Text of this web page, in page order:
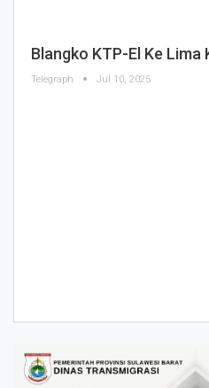
Blangko KTP-El Ke Lima
Telegraph Jul 10, 2025